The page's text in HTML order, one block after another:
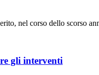
nel corso dello scorso
gli interventi